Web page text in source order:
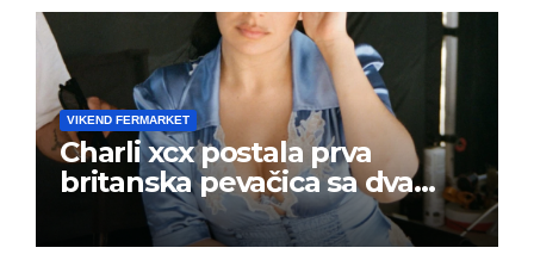
VIKEND FERMARKET
Charli xcx postala prva
britanska pevačica sa dva
albuma na prvom mestu u
istoj kalendarskoj godini